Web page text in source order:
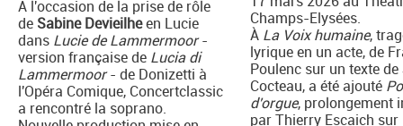
A l'occasion de la prise de rôle
de Sabine Devieilheen Lucie
dans Lucie de Lammermoor-
version française de Lucia di
Lammermoor- de Donizetti à
l'Opéra Comique, Concertclassic
a rencontré la soprano.
Champs-Elysées.
À La Voix humaine,
lyrique en un acte, de
Poulenc sur un texte
Cocteau, a été ajouté
d'orgue, prolongement
par Thierry Escaich sur